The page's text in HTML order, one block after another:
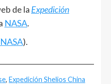
de la Expedición
NASA.
NASA).
, Expedición Shelios China